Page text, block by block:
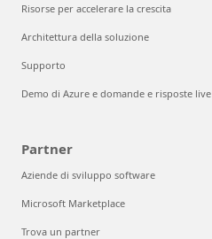
Risorse per accelerare la crescita
Architettura della soluzione
Supporto
Demo di Azure e domande e risposte live
Partner
Aziende di sviluppo software
Microsoft Marketplace
Trova un partner